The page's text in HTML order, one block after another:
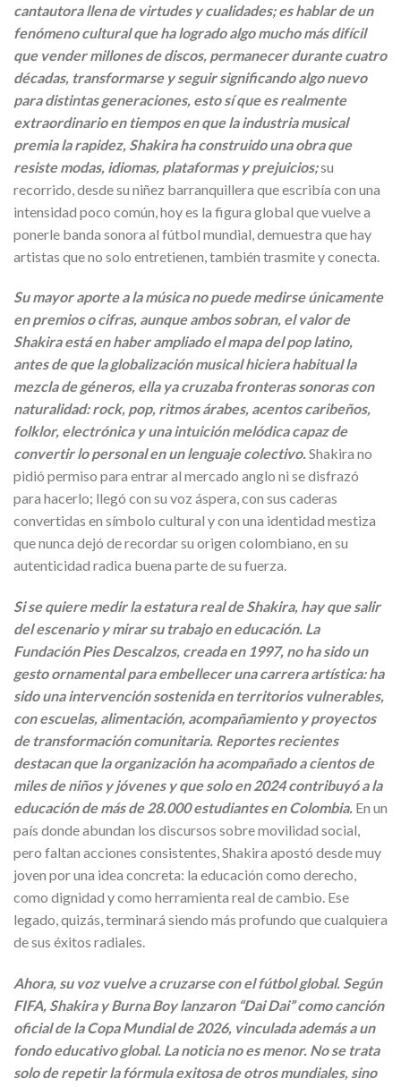
cantautora llena de virtudes y cualidades; es hablar de un
fenómeno cultural que ha logrado algo mucho más difícil
que vender millones de discos, permanecer durante cuatro
décadas, transformarse y seguir significando algo nuevo
para distintas generaciones, esto sí que es realmente
extraordinario en tiempos en que la industria musical
premia la rapidez, Shakira ha construido una obra que
resiste modas, idiomas, plataformas y prejuicios;su
recorrido, desde su niñez barranquillera que escribía con una
intensidad poco común, hoy es la figura global que vuelve a
ponerle banda sonora al fútbol mundial, demuestra que hay
artistas que no solo entretienen, también trasmite y conecta.
Su mayor aporte a la música no puede medirse únicamente
en premios o cifras, aunque ambos sobran, el valor de
Shakira está en haber ampliado el mapa del pop latino,
antes de que la globalización musical hiciera habitual la
mezcla de géneros, ella ya cruzaba fronteras sonoras con
naturalidad: rock, pop, ritmos árabes, acentos caribeños,
folklor, electrónica y una intuición melódica capaz de
convertir lo personal en un lenguaje colectivo.Shakira no
pidió permiso para entrar al mercado anglo ni se disfrazó
para hacerlo; llegó con su voz áspera, con sus caderas
convertidas en símbolo cultural y con una identidad mestiza
que nunca dejó de recordar su origen colombiano, en su
autenticidad radica buena parte de su fuerza.
Si se quiere medir la estatura real de Shakira, hay que salir
del escenario y mirar su trabajo en educación. La
Fundación Pies Descalzos, creada en 1997, no ha sido un
gesto ornamental para embellecer una carrera artística: ha
sido una intervención sostenida en territorios vulnerables,
con escuelas, alimentación, acompañamiento y proyectos
de transformación comunitaria. Reportes recientes
destacan que la organización ha acompañado a cientos de
miles de niños y jóvenes y que solo en 2024 contribuyó a la
educación de más de 28.000 estudiantes en Colombia. En un
país donde abundan los discursos sobre movilidad social,
pero faltan acciones consistentes, Shakira apostó desde muy
joven por una idea concreta: la educación como derecho,
como dignidad y como herramienta real de cambio. Ese
legado, quizás, terminará siendo más profundo que cualquiera
de sus éxitos radiales.
Ahora, su voz vuelve a cruzarse con el fútbol global. Según
FIFA, Shakira y Burna Boy lanzaron “Dai Dai” como canción
oficial de la Copa Mundial de 2026, vinculada además a un
fondo educativo global. La noticia no es menor. No se trata
solo de repetir la fórmula exitosa de otros mundiales, sino